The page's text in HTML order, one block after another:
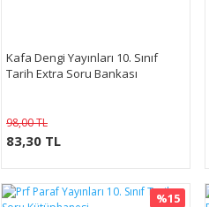
Kafa Dengi Yayınları 10. Sınıf
Tarih Extra Soru Bankası
98,00 TL
83,30 TL
%15